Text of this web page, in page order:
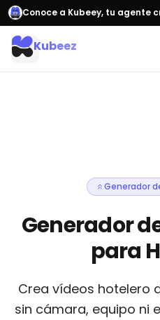
Conoce a Kubeey, tu agente
Kubeez
Generador
Generador
para
Crea vídeos hotelero
sin cámara, equipo ni